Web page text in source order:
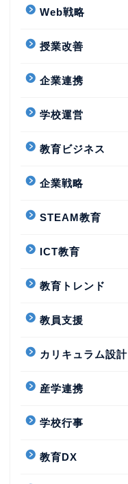
Web戦略
授業改善
企業連携
学校運営
教育ビジネス
企業戦略
STEAM教育
ICT教育
教育トレンド
教員支援
カリキュラム設計
産学連携
学校行事
教育DX